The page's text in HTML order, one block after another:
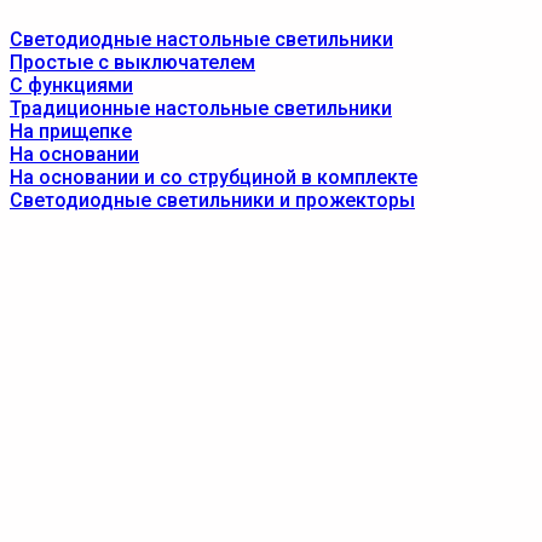
Светодиодные настольные светильники
Простые с выключателем
С функциями
Традиционные настольные светильники
На прищепке
На основании
На основании и со струбциной в комплекте
Светодиодные светильники и прожекторы